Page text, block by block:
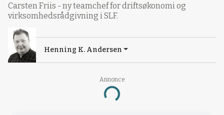
Annonce
Loading...
Carsten Friis - ny teamchef for driftsøkonomi og
virksomhedsrådgivning i SLF.
Henning K. Andersen